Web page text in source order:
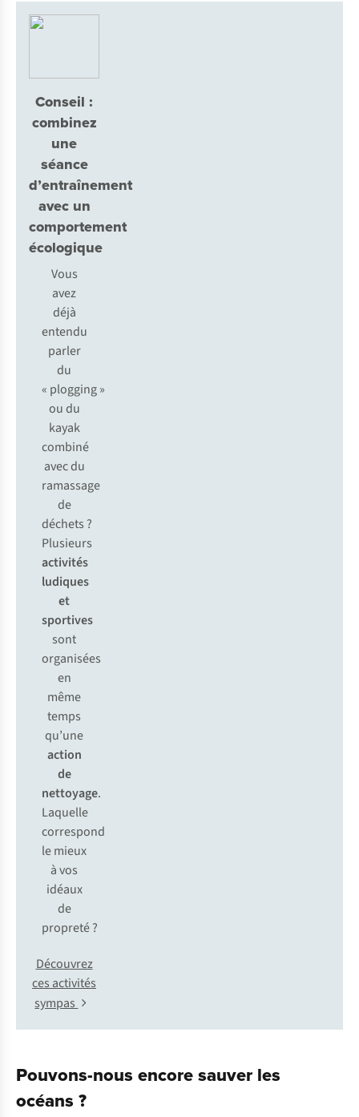
Conseil :
combinez
une
séance
d’entraînement
avec un
comportement
écologique
Vous
avez
déjà
entendu
parler
du
« plogging »
ou du
kayak
combiné
avec du
ramassage
de
déchets ?
Plusieurs
activités
ludiques
et
sportives
sont
organisées
en
même
temps
qu’une
action
de
nettoyage.
Laquelle
correspond
le mieux
à vos
idéaux
de
propreté ?
Découvrez
ces activités
sympas
Pouvons-nous encore sauver les
océans ?